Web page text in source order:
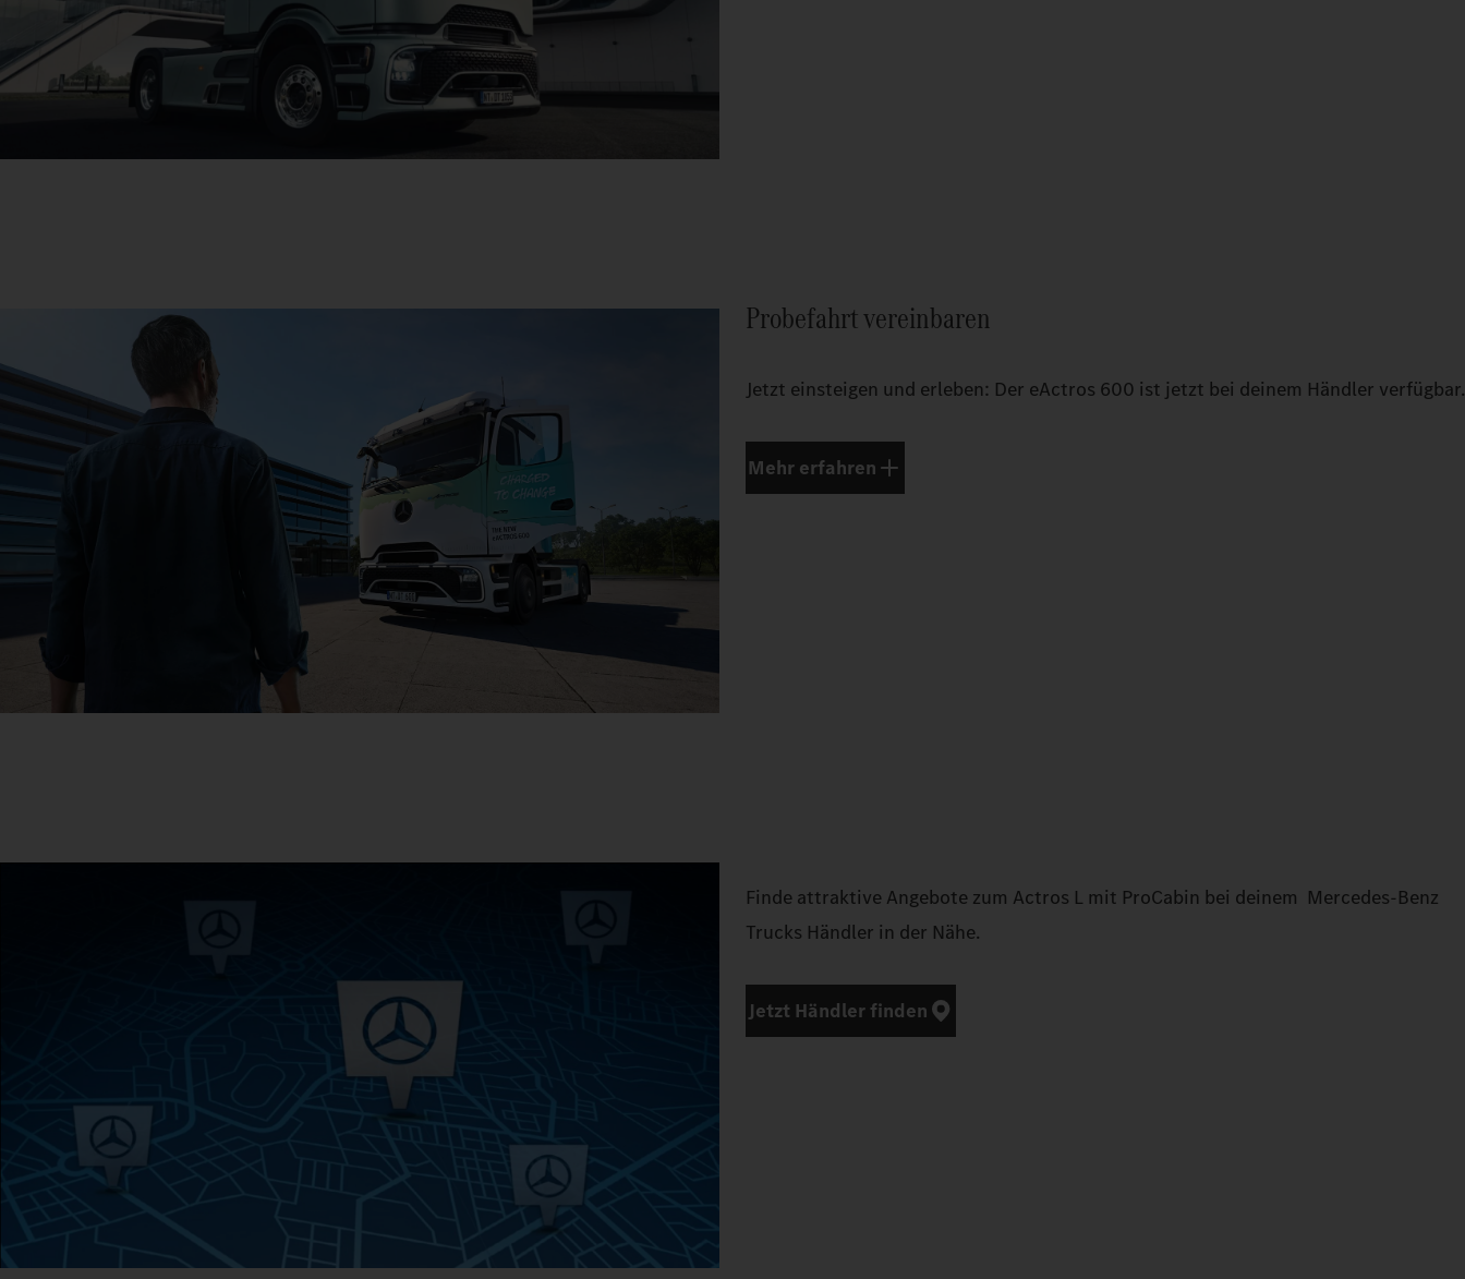
Probefahrt vereinbaren
Jetzt einsteigen und erleben: Der eActros 600 ist jetzt bei deinem Händler verfügbar.
Mehr erfahren
Finde attraktive Angebote zum Actros L mit ProCabin bei deinem Mercedes‑Benz
Trucks Händler in der Nähe.
Jetzt Händler finden